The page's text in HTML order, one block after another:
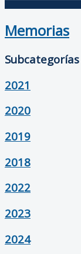
Memorias
Subcategorías
2021
2020
2019
2018
2022
2023
2024